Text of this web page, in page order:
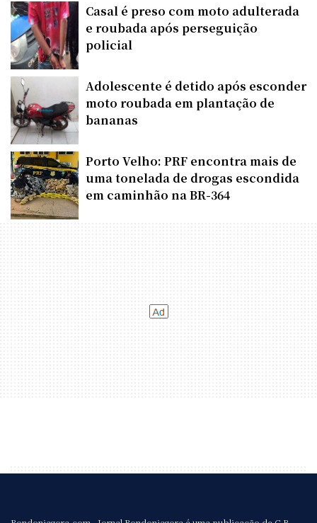
Casal é preso com moto adulterada
e roubada após perseguição
policial
Adolescente é detido após esconder
moto roubada em plantação de
bananas
Porto Velho: PRF encontra mais de
uma tonelada de drogas escondida
em caminhão na BR-364